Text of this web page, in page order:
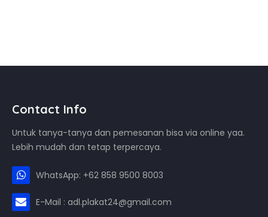
Contact Info
Untuk tanya-tanya dan pemesanan bisa via online yaa.
Lebih mudah dan tetap terpercaya.
WhatsApp: +62 858 9500 8003
E-Mail : adl.plakat24@gmail.com